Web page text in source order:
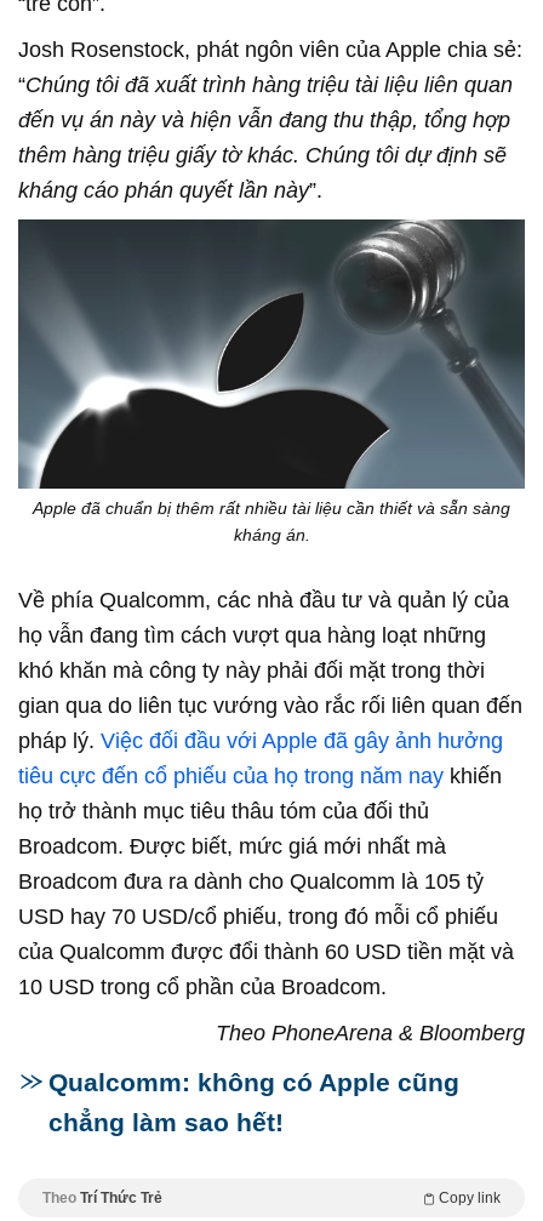
Josh Rosenstock, phát ngôn viên của Apple chia sẻ:
“Chúng tôi đã xuất trình hàng triệu tài liệu liên quan
đến vụ án này và hiện vẫn đang thu thập, tổng hợp
thêm hàng triệu giấy tờ khác. Chúng tôi dự định sẽ
kháng cáo phán quyết lần này”.
Apple đã chuẩn bị thêm rất nhiều tài liệu cần thiết và sẵn sàng
kháng án.
Về phía Qualcomm, các nhà đầu tư và quản lý của
họ vẫn đang tìm cách vượt qua hàng loạt những
khó khăn mà công ty này phải đối mặt trong thời
gian qua do liên tục vướng vào rắc rối liên quan đến
pháp lý. Việc đối đầu với Apple đã gây ảnh hưởng
tiêu cực đến cổ phiếu của họ trong năm nay khiến
họ trở thành mục tiêu thâu tóm của đối thủ
Broadcom. Được biết, mức giá mới nhất mà
Broadcom đưa ra dành cho Qualcomm là 105 tỷ
USD hay 70 USD/cổ phiếu, trong đó mỗi cổ phiếu
của Qualcomm được đổi thành 60 USD tiền mặt và
10 USD trong cổ phần của Broadcom.
Theo PhoneArena & Bloomberg
Qualcomm: không có Apple cũng
chẳng làm sao hết!
Theo Trí Thức Trẻ Copy link